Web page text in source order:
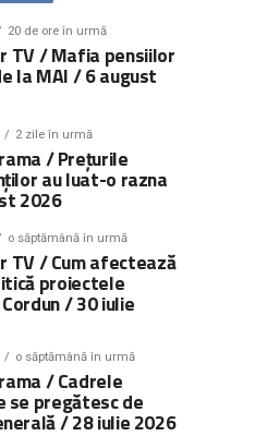
20 de ore în urmă
TV / Mafia pensiilor
la MAI / 6 august
2 zile în urmă
/ Prețurile
au luat-o razna
2026
o săptămână în urmă
TV / Cum afectează
proiectele
/ 30 iulie
o săptămână în urmă
/ Cadrele
se pregătesc de
/ 28 iulie 2026